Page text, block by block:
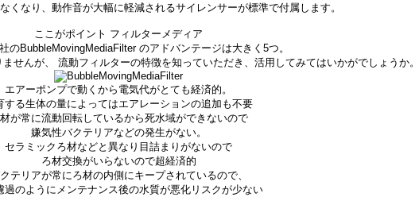
くなり、動作音が大幅に軽減されるサイレンサーが標準で付属します。
ここがポイント フィルターメディア
のBubbleMovingMediaFilter のアドバンテージは大きく5つ。
せんが、 流動フィルターの特徴を知っていただき、活用してみてはいかがでしょうか。
エアーポンプで動くから電気代がとても経済的。
する生体の量によってはエアレーションの追加も不要
が常に流動回転しているから死水域ができないので
嫌気性バクテリアなどの発生がない。
セラミックろ材などと異なり目詰まりがないので
ろ材交換がいらないので超経済的
テリアが常にろ材の内側にキープされているので、
過のようにメンテナンス後の水質が悪化リスクが少ない